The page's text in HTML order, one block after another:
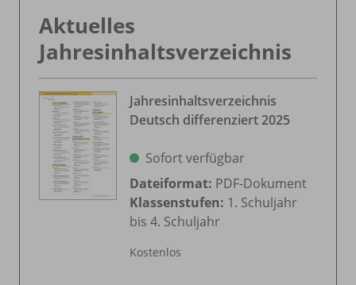
Aktuelles
Jahresinhaltsverzeichnis
Jahresinhaltsverzeichnis
Deutsch differenziert 2025
Sofort verfügbar
Dateiformat: PDF-Dokument
Klassenstufen: 1. Schuljahr
bis 4. Schuljahr
Kostenlos